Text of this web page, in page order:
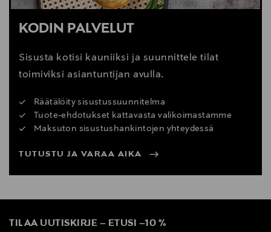
KODIN PALVELUT
Sisusta kotisi kauniiksi ja suunnittele tilat
toimiviksi asiantuntijan avulla.
Räätälöity sisustussuunnitelma
Tuote-ehdotukset kattavasta valikoimastamme
Maksuton sisustushankintojen yhteydessä
TUTUSTU JA VARAA AIKA
TILAA UUTISKIRJE – ETUSI –10 %